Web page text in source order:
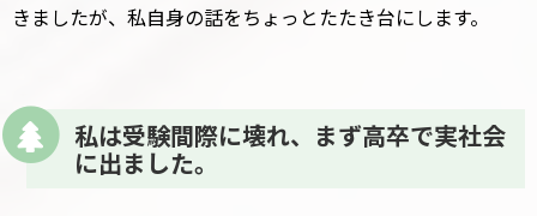
きましたが、私自身の話をちょっとたたき台にします。
私は受験間際に壊れ、まず高卒で実社会
に出ました。